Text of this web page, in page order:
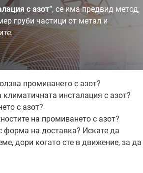
с азот“, се има предвид метод,
груби частици от метал и
промиването с азот?
инсталация с азот?
с азот?
на промиването с азот?
форма на доставка? Искате да
дори когато сте в движение, за да